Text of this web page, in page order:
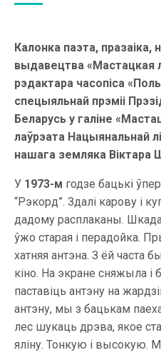
Калонка паэта, празаіка,
выдавецтва «Мастацкая
рэдактара часопіса
спецыяльнай прэміі
Беларусь у галіне
лаўрэата Нацыянальнай
нашага земляка Віктара
У 1973-м годзе бацькі
“Рэкорд”. Здалі карову і
дадому расплаканы.
ўжо старая і перадойка.
хатняя антэна. З ёй часта
кіно. На экране сняжыла і
паставіць антэну на
антэну, мы з бацькам
лес шукаць дрэва, якое
яліну. Тонкую і высокую.